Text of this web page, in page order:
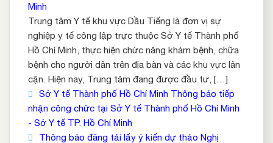
Minh
Trung tâm Y tế khu vực Dầu Tiếng là đơn vị sự
nghiệp y tế công lập trực thuộc Sở Y tế Thành phố
Hồ Chí Minh, thực hiện chức năng khám bệnh, chữa
bệnh cho người dân trên địa bàn và các khu vực lân
cận. Hiện nay, Trung tâm đang được đầu tư, […]
Sở Y tế Thành phố Hồ Chí Minh Thông báo tiếp
nhận công chức tại Sở Y tế Thành phố Hồ Chí Minh
- Sở Y tế TP. Hồ Chí Minh
Thông báo đăng tải lấy ý kiến dự thảo Nghị